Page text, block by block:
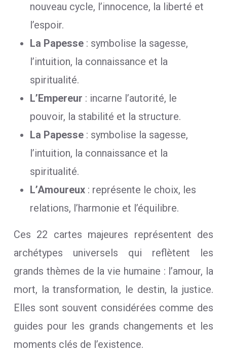
nouveau cycle, l’innocence, la liberté et
l’espoir.
La Papesse : symbolise la sagesse,
l’intuition, la connaissance et la
spiritualité.
L’Empereur : incarne l’autorité, le
pouvoir, la stabilité et la structure.
La Papesse : symbolise la sagesse,
l’intuition, la connaissance et la
spiritualité.
L’Amoureux : représente le choix, les
relations, l’harmonie et l’équilibre.
Ces 22 cartes majeures représentent des
archétypes universels qui reflètent les
grands thèmes de la vie humaine : l’amour, la
mort, la transformation, le destin, la justice.
Elles sont souvent considérées comme des
guides pour les grands changements et les
moments clés de l’existence.